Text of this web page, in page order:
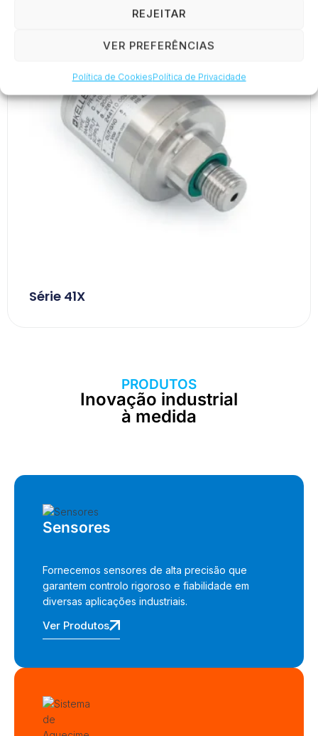
REJEITAR
VER PREFERÊNCIAS
Política de CookiesPolítica de Privacidade
Série 41X
PRODUTOS
Inovação industrial
à medida
Sensores
Fornecemos sensores de alta precisão que
garantem controlo rigoroso e fiabilidade em
diversas aplicações industriais.
Ver Produtos